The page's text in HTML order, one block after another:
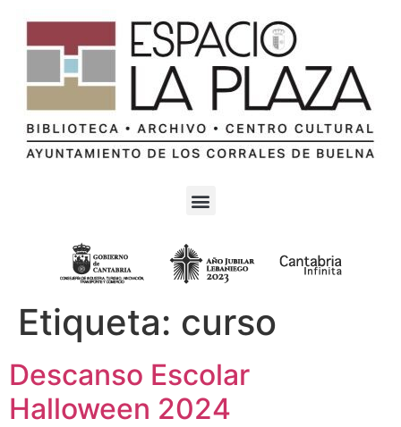
Etiqueta: curso
Descanso Escolar
Halloween 2024